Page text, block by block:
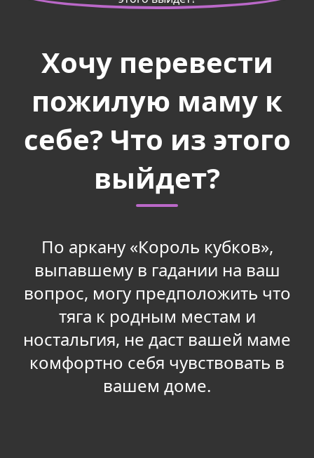
Хочу перевести
пожилую маму к
себе? Что из этого
выйдет?
По аркану «Король кубков»,
выпавшему в гадании на ваш
вопрос, могу предположить что
тяга к родным местам и
ностальгия, не даст вашей маме
комфортно себя чувствовать в
вашем доме.